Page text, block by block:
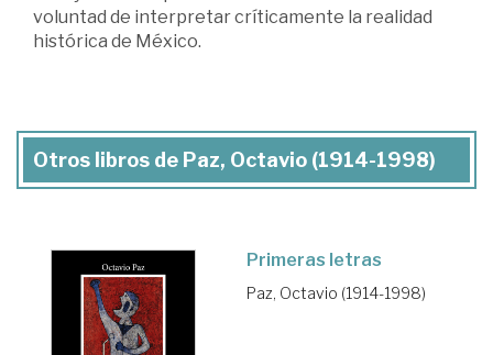
voluntad de interpretar críticamente la realidad
histórica de México.
Otros libros de Paz, Octavio (1914-1998)
Primeras letras
Paz, Octavio (1914-1998)